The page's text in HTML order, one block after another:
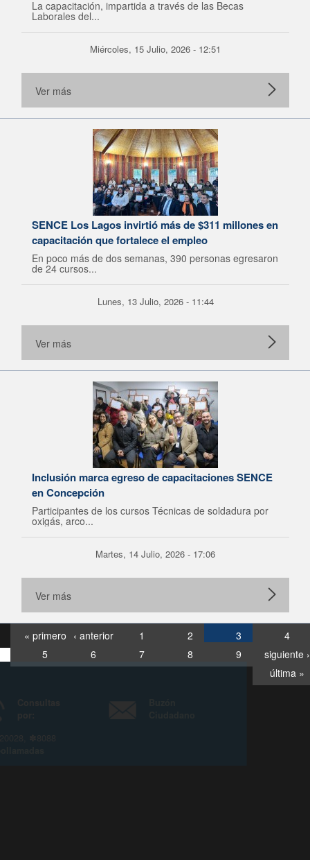
La capacitación, impartida a través de las Becas
Laborales del...
Miércoles, 15 Julio, 2026 - 12:51
Ver más
SENCE Los Lagos invirtió más de $311 millones en
capacitación que fortalece el empleo
En poco más de dos semanas, 390 personas egresaron
de 24 cursos...
Lunes, 13 Julio, 2026 - 11:44
Ver más
Inclusión marca egreso de capacitaciones SENCE
en Concepción
Participantes de los cursos Técnicas de soldadura por
oxigás, arco...
Martes, 14 Julio, 2026 - 17:06
Ver más
« primero ‹ anterior 1 2 3
4
5
6 7 8 9
siguiente ›
última »